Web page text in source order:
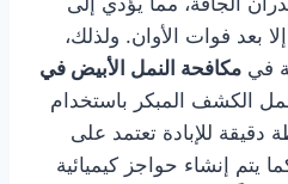
بعد فوات الأوان. ولذلك،
في مكافحة النمل الأبيض في
الكشف المبكر باستخدام
دقيقة للإبادة تعتمد على
يتم إنشاء حواجز كيميائية